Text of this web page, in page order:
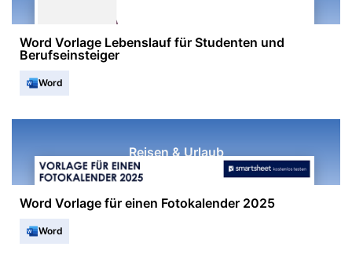
Word Vorlage Lebenslauf für Studenten und
Berufseinsteiger
Word
Reisen & Urlaub
Word Vorlage für einen Fotokalender 2025
Word